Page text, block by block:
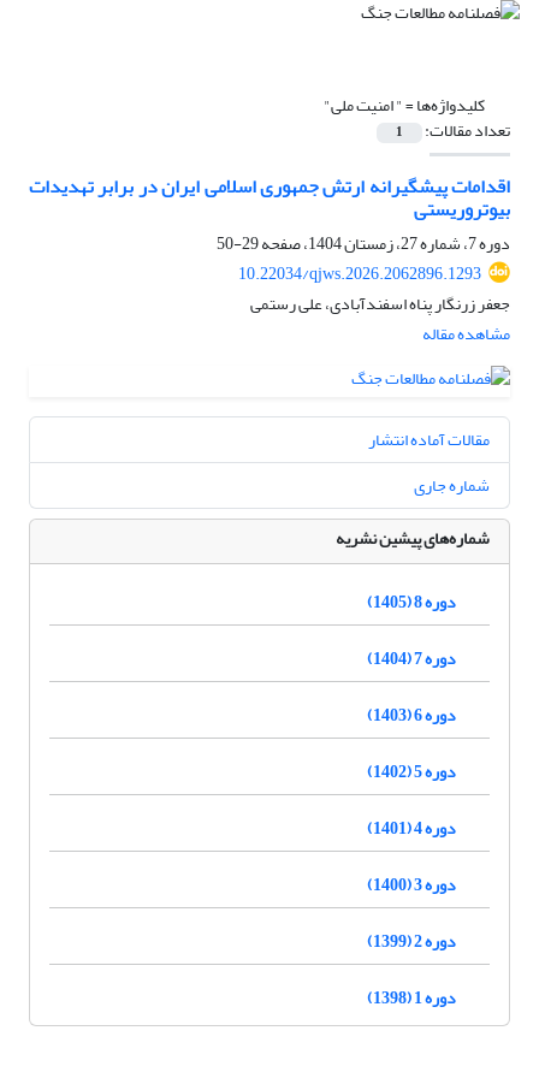
کلیدواژه‌ها =" امنیت ملی"
تعداد مقالات: 1
اقدامات پیشگیرانه ارتش جمهوری اسلامی ایران در برابر تهدیدات
بیوتروریستی
دوره 7، شماره 27، زمستان 1404، صفحه
29-50
10.22034/qjws.2026.2062896.1293
جعفر زرنگار پناه اسفندآبادی، علی رستمی
مشاهده مقاله
مقالات آماده انتشار
شماره جاری
شماره‌های پیشین نشریه
دوره 8 (1405)
دوره 7 (1404)
دوره 6 (1403)
دوره 5 (1402)
دوره 4 (1401)
دوره 3 (1400)
دوره 2 (1399)
دوره 1 (1398)